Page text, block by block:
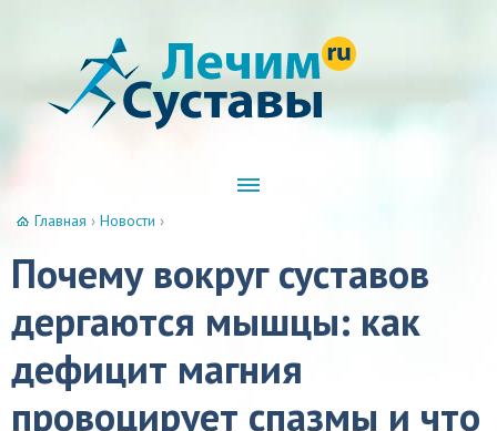
Главная › Новости ›
Почему вокруг суставов
дергаются мышцы: как
дефицит магния
провоцирует спазмы и что